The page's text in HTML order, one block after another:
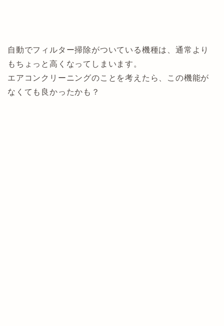
自動でフィルター掃除がついている機種は、通常より
もちょっと高くなってしまいます。
エアコンクリーニングのことを考えたら、この機能が
なくても良かったかも？